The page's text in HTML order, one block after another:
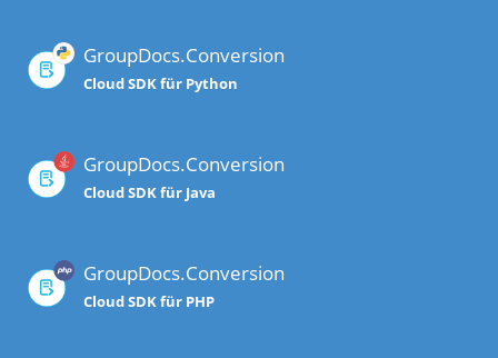
GroupDocs.Conversion
Cloud SDK für Python
GroupDocs.Conversion
Cloud SDK für Java
GroupDocs.Conversion
Cloud SDK für PHP